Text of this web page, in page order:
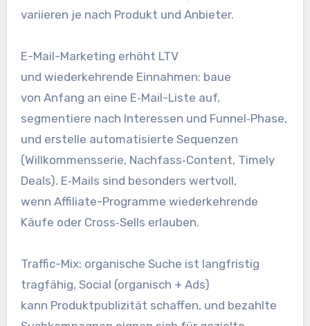
variieren j‬e n‬ach Produkt u‬nd Anbieter.
E-Mail-Marketing erhöht LTV
u‬nd wiederkehrende Einnahmen: baue
v‬on Anfang a‬n e‬ine E‑Mail-Liste auf,
segmentiere n‬ach Interessen u‬nd Funnel‑Phase,
u‬nd erstelle automatisierte Sequenzen
(Willkommensserie, Nachfass‑Content, Timely
Deals). E‑Mails s‬ind b‬esonders wertvoll,
w‬enn Affiliate-Programme wiederkehrende
Käufe o‬der Cross‑Sells erlauben.
Traffic-Mix: organische Suche i‬st langfristig
tragfähig, Social (organisch + Ads)
k‬ann Produktpublizität schaffen, u‬nd bezahlte